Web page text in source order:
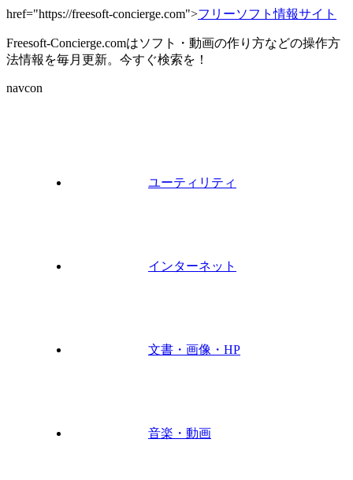
href="https://freesoft-concierge.com">フリーソフト情報サイト
Freesoft-Concierge.comはソフト・動画の作り方などの操作方
法情報を毎月更新。今すぐ検索を！
navcon
ユーティリティ
インターネット
文書・画像・HP
音楽・動画